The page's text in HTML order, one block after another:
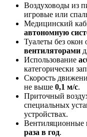
Воздуховоды из
игровые или
Медицинский
автономную
Туалеты без окон
вентиляторами
Использование
категорически
Скорость
не выше 0,1 м/с.
Приточный
специальных
устройствах.
Вентиляционные
раза в год.